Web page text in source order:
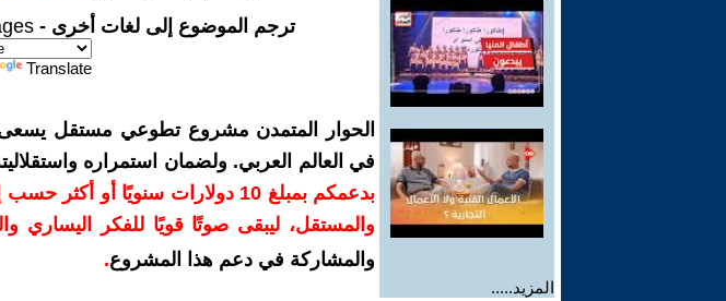
المزيد.....
ترجم الموضوع إلى لغات أخرى -
Translate
الحوار المتمدن مشروع تطوعي مستقل يسعى
في العالم العربي. ولضمان استمراره
بدعمكم بمبلغ 10 دولارات سنويًا
والمستقل، ليبقى صوتًا قويًا للفكر اليساري
والمشاركة في دعم هذا المشروع.